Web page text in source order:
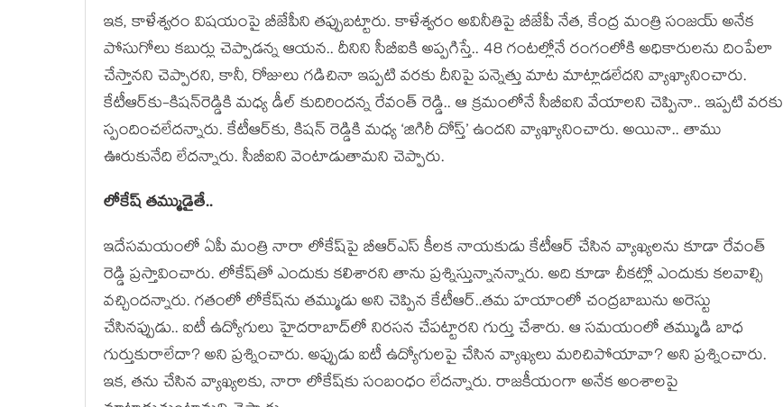
ఇక‌, కాళేశ్వ‌రం విష‌యంపై బీజేపీని త‌ప్పుబ‌ట్టారు. కాళేశ్వ‌రం అవినీతిపై బీజేపీ నేత‌, కేంద్ర మంత్రి సంజ‌య్ అనేక
పోసుగోలు క‌బుర్లు చెప్పాడ‌న్న ఆయ‌న‌.. దీనిని సీబీఐకి అప్ప‌గిస్తే.. 48 గంటల్లోనే రంగంలోకి అధికారుల‌ను దింపేలా
చేస్తాన‌ని చెప్పార‌ని, కానీ, రోజులు గ‌డిచినా ఇప్ప‌టి వ‌ర‌కు దీనిపై ప‌న్నెత్తు మాట మాట్లాడ‌లేద‌ని వ్యాఖ్యానించారు.
కేటీఆర్‌కు-కిష‌న్‌రెడ్డికి మ‌ధ్య డీల్ కుదిరింద‌న్న రేవంత్ రెడ్డి.. ఆ క్ర‌మంలోనే సీబీఐని వేయాల‌ని చెప్పినా.. ఇప్ప‌టి వ‌ర‌కు
స్పందించ‌లేద‌న్నారు. కేటీఆర్‌కు, కిష‌న్ రెడ్డికి మ‌ధ్య ‘జిగిరీ దోస్త్‌’ ఉంద‌ని వ్యాఖ్యానించారు. అయినా.. తాము
ఊరుకునేది లేద‌న్నారు. సీబీఐని వెంటాడుతామ‌ని చెప్పారు.
లోకేష్ త‌మ్ముడైతే..
ఇదేస‌మ‌యంలో ఏపీ మంత్రి నారా లోకేష్‌పై బీఆర్ఎస్ కీల‌క నాయ‌కుడు కేటీఆర్ చేసిన వ్యాఖ్య‌ల‌ను కూడా రేవంత్
రెడ్డి ప్ర‌స్తావించారు. లోకేష్‌తో ఎందుకు క‌లిశార‌ని తాను ప్ర‌శ్నిస్తున్నాన‌న్నారు. అది కూడా చీక‌ట్లో ఎందుకు క‌ల‌వాల్సి
వ‌చ్చింద‌న్నారు. గ‌తంలో లోకేష్‌ను త‌మ్ముడు అని చెప్పిన కేటీఆర్‌..తమ హ‌యాంలో చంద్ర‌బాబును అరెస్టు
చేసిన‌ప్పుడు.. ఐటీ ఉద్యోగులు హైద‌రాబాద్‌లో నిర‌స‌న చేప‌ట్టార‌ని గుర్తు చేశారు. ఆ స‌మ‌యంలో త‌మ్ముడి బాధ
గుర్తుకురాలేదా? అని ప్ర‌శ్నించారు. అప్పుడు ఐటీ ఉద్యోగుల‌పై చేసిన వ్యాఖ్య‌లు మ‌రిచిపోయావా? అని ప్ర‌శ్నించారు.
ఇక‌, త‌ను చేసిన వ్యాఖ్య‌ల‌కు, నారా లోకేష్‌కు సంబంధం లేద‌న్నారు. రాజ‌కీయంగా అనేక అంశాల‌పై